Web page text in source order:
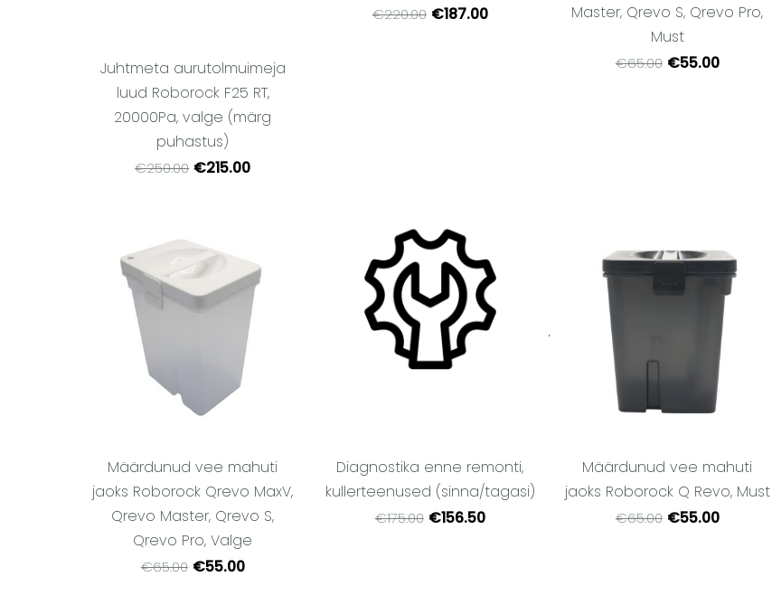
Juhtmeta aurutolmuimeja
luud Roborock F25 RT,
20000Pa, valge (märg
puhastus)
€250.00 €215.00
€220.00 €187.00
Master, Qrevo S, Qrevo Pro,
Must
€65.00 €55.00
Määrdunud vee mahuti
jaoks Roborock Qrevo MaxV,
Qrevo Master, Qrevo S,
Qrevo Pro, Valge
€65.00 €55.00
Diagnostika enne remonti,
kullerteenused (sinna/tagasi)
€175.00 €156.50
Määrdunud vee mahuti
jaoks Roborock Q Revo, Must
€65.00 €55.00